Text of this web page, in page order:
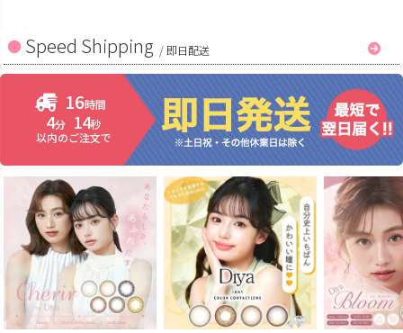
Speed Shipping / 即日配送
16時間
4分 12秒
以内のご注文で